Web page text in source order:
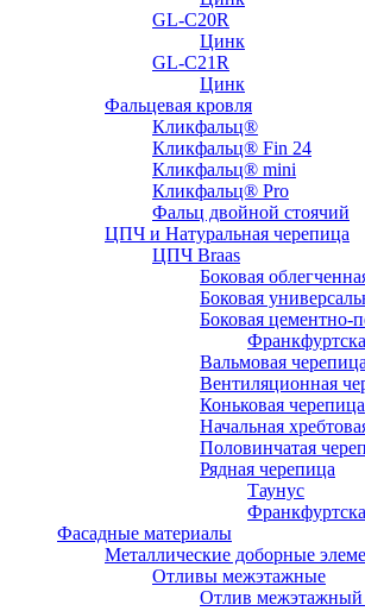
GL-С20R
Цинк
GL-С21R
Цинк
Фальцевая кровля
Кликфальц®
Кликфальц® Fin 24
Кликфальц® mini
Кликфальц® Pro
Фальц двойной стоячий
ЦПЧ и Натуральная черепица
ЦПЧ Braas
Боковая
Боковая
Боковая цементно-
Вальмовая черепица
Вентиляционная
Коньковая черепица
Начальная
Половинчатая
Рядная черепица
Таунус
Фасадные материалы
Металлические доборные
Отливы межэтажные
Отлив межэтажный